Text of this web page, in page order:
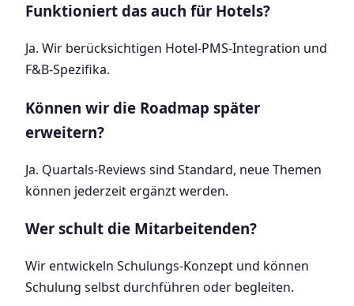
Funktioniert das auch für Hotels?
Ja. Wir berücksichtigen Hotel-PMS-Integration und
F&B-Spezifika.
Können wir die Roadmap später
erweitern?
Ja. Quartals-Reviews sind Standard, neue Themen
können jederzeit ergänzt werden.
Wer schult die Mitarbeitenden?
Wir entwickeln Schulungs-Konzept und können
Schulung selbst durchführen oder begleiten.